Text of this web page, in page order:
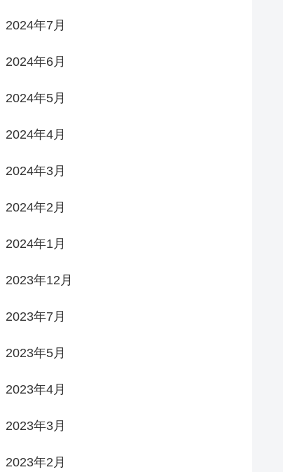
2024年7月
2024年6月
2024年5月
2024年4月
2024年3月
2024年2月
2024年1月
2023年12月
2023年7月
2023年5月
2023年4月
2023年3月
2023年2月